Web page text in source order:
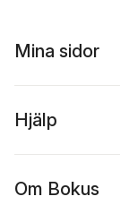
Mina sidor
Hjälp
Om Bokus